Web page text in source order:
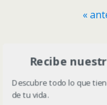
«
Móvil
Recibe
Descubre todo lo que
de tu vida.